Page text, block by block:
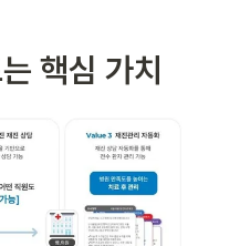
핵심 가치